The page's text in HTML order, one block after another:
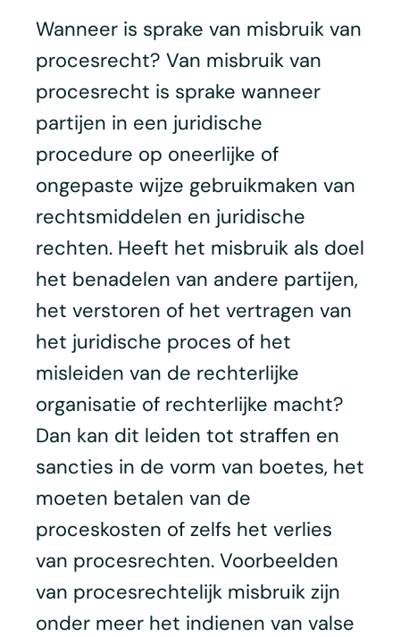
Wanneer is sprake van misbruik van
procesrecht? Van misbruik van
procesrecht is sprake wanneer
partijen in een juridische
procedure op oneerlijke of
ongepaste wijze gebruikmaken van
rechtsmiddelen en juridische
rechten. Heeft het misbruik als doel
het benadelen van andere partijen,
het verstoren of het vertragen van
het juridische proces of het
misleiden van de rechterlijke
organisatie of rechterlijke macht?
Dan kan dit leiden tot straffen en
sancties in de vorm van boetes, het
moeten betalen van de
proceskosten of zelfs het verlies
van procesrechten. Voorbeelden
van procesrechtelijk misbruik zijn
onder meer het indienen van valse